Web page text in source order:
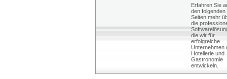
Erfahren Sie
den folgenden
Seiten mehr
die
die wir für
erfolgreiche
Unternehmen
Hotellerie und
Gastronomie
entwickeln.